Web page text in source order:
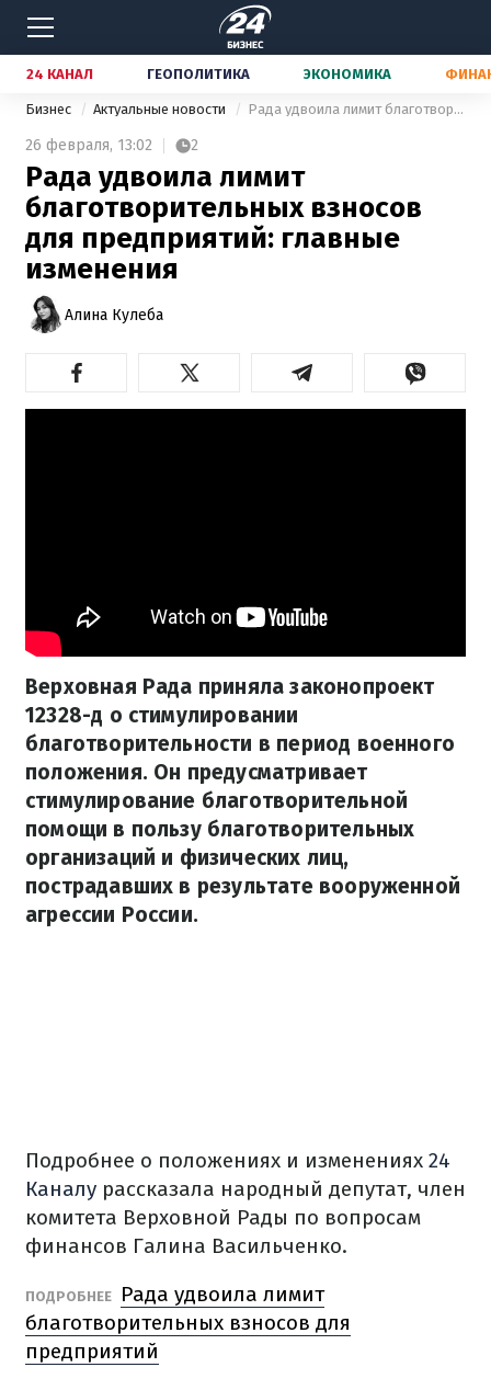
24 КАНАЛ ГЕОПОЛИТИКА ЭКОНОМИКА
Бизнес Актуальные новости Рада удвоила лимит благотворительных взносов для предприятий: главные изменения
26 февраля, 13:02 2
Рада удвоила лимит
благотворительных взносов
для предприятий: главные
изменения
Алина Кулеба
Верховная Рада приняла законопроект
12328-д о стимулировании
благотворительности в период военного
положения. Он предусматривает
стимулирование благотворительной
помощи в пользу благотворительных
организаций и физических лиц,
пострадавших в результате вооруженной
агрессии России.
Подробнее о положениях и изменениях 24
Каналу рассказала народный депутат, член
комитета Верховной Рады по вопросам
финансов Галина Васильченко.
ПОДРОБНЕЕ
Рада удвоила лимит
благотворительных взносов для
предприятий